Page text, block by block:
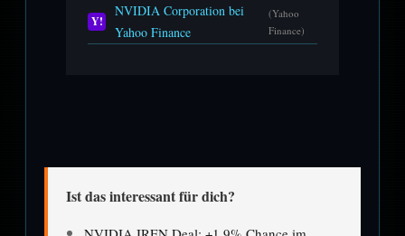
Y!
NVIDIA Corporation bei
Yahoo Finance
(Yahoo
Finance)
Ist das interessant für dich?